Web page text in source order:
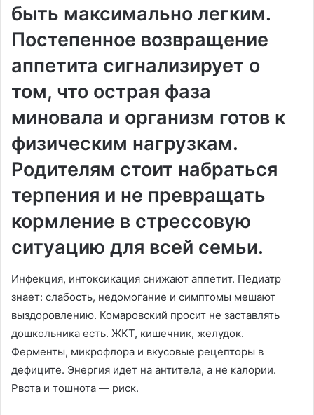
быть максимально легким.
Постепенное возвращение
аппетита сигнализирует о
том, что острая фаза
миновала и организм готов к
физическим нагрузкам.
Родителям стоит набраться
терпения и не превращать
кормление в стрессовую
ситуацию для всей семьи.
Инфекция, интоксикация снижают аппетит. Педиатр
знает: слабость, недомогание и симптомы мешают
выздоровлению. Комаровский просит не заставлять
дошкольника есть. ЖКТ, кишечник, желудок.
Ферменты, микрофлора и вкусовые рецепторы в
дефиците. Энергия идет на антитела, а не калории.
Рвота и тошнота — риск.